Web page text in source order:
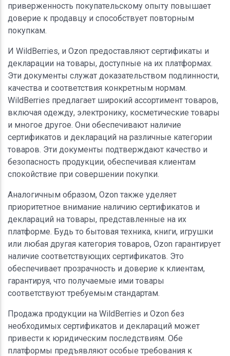
приверженность покупательскому опыту повышает
доверие к продавцу и способствует повторным
покупкам.
И WildBerries, и Ozon предоставляют сертификаты и
декларации на товары, доступные на их платформах.
Эти документы служат доказательством подлинности,
качества и соответствия конкретным нормам.
WildBerries предлагает широкий ассортимент товаров,
включая одежду, электронику, косметические товары
и многое другое. Они обеспечивают наличие
сертификатов и деклараций на различные категории
товаров. Эти документы подтверждают качество и
безопасность продукции, обеспечивая клиентам
спокойствие при совершении покупки.
Аналогичным образом, Ozon также уделяет
приоритетное внимание наличию сертификатов и
деклараций на товары, представленные на их
платформе. Будь то бытовая техника, книги, игрушки
или любая другая категория товаров, Ozon гарантирует
наличие соответствующих сертификатов. Это
обеспечивает прозрачность и доверие к клиентам,
гарантируя, что получаемые ими товары
соответствуют требуемым стандартам.
Продажа продукции на WildBerries и Ozon без
необходимых сертификатов и деклараций может
привести к юридическим последствиям. Обе
платформы предъявляют особые требования к